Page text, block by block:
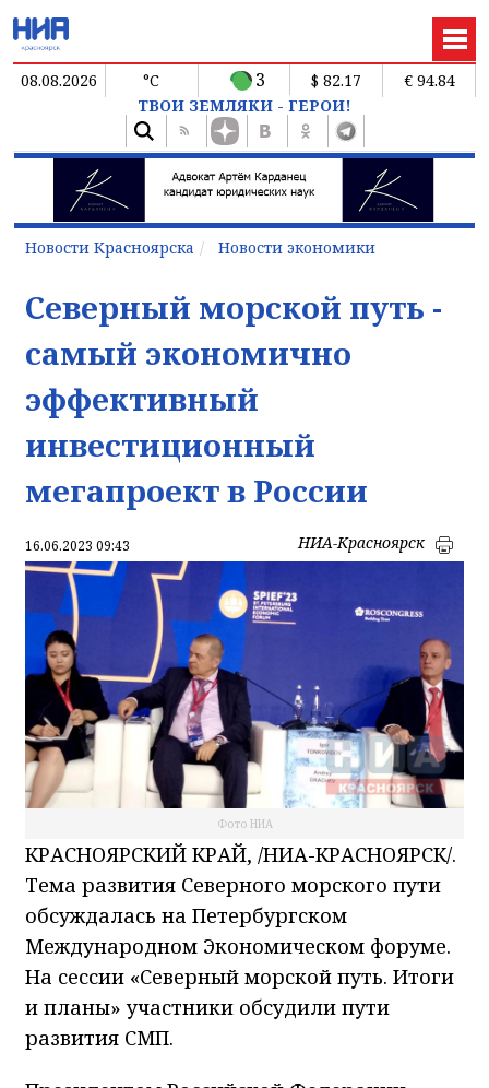
08.08.2026 °C 3 $ 82.17
€ 94.84
ТВОИ ЗЕМЛЯКИ - ГЕРОИ!
Новости Красноярска Новости экономики
Северный морской путь -
самый экономично
эффективный
инвестиционный
мегапроект в России
16.06.2023 09:43 НИА-Красноярск
Фото НИА
КРАСНОЯРСКИЙ КРАЙ, /НИА-КРАСНОЯРСК/.
Тема развития Северного морского пути
обсуждалась на Петербургском
Международном Экономическом форуме.
На сессии «Северный морской путь. Итоги
и планы» участники обсудили пути
развития СМП.